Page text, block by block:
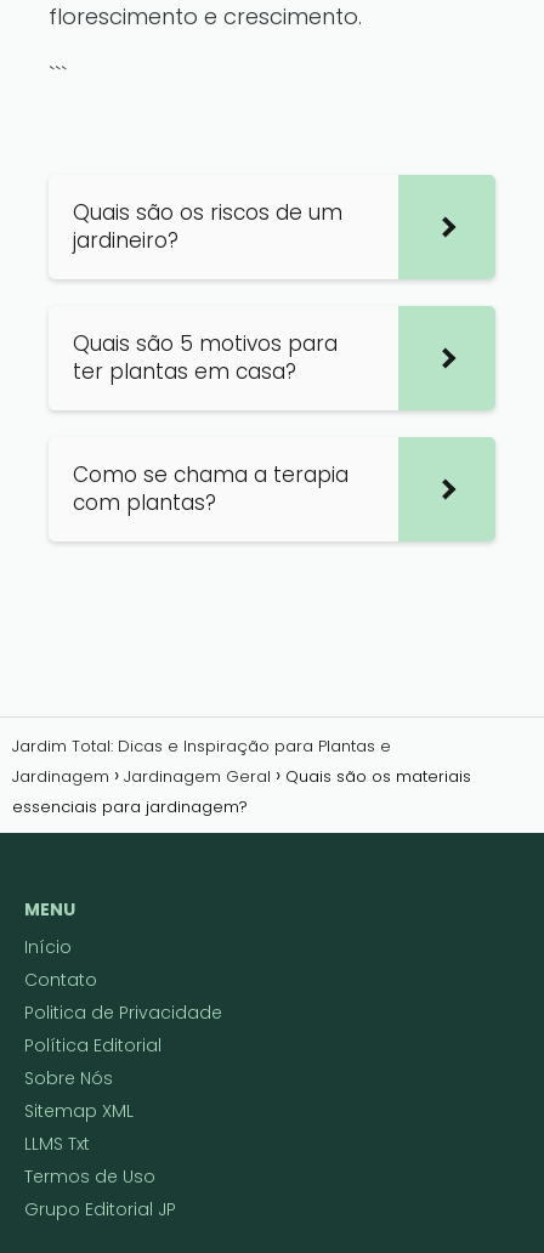
florescimento e crescimento.
```
Quais são os riscos de um
jardineiro?
Quais são 5 motivos para
ter plantas em casa?
Como se chama a terapia
com plantas?
Jardim Total: Dicas e Inspiração para Plantas e
Jardinagem
Jardinagem Geral
Quais são os materiais
essenciais para jardinagem?
MENU
Início
Contato
Politica de Privacidade
Política Editorial
Sobre Nós
Sitemap XML
LLMS Txt
Termos de Uso
Grupo Editorial JP